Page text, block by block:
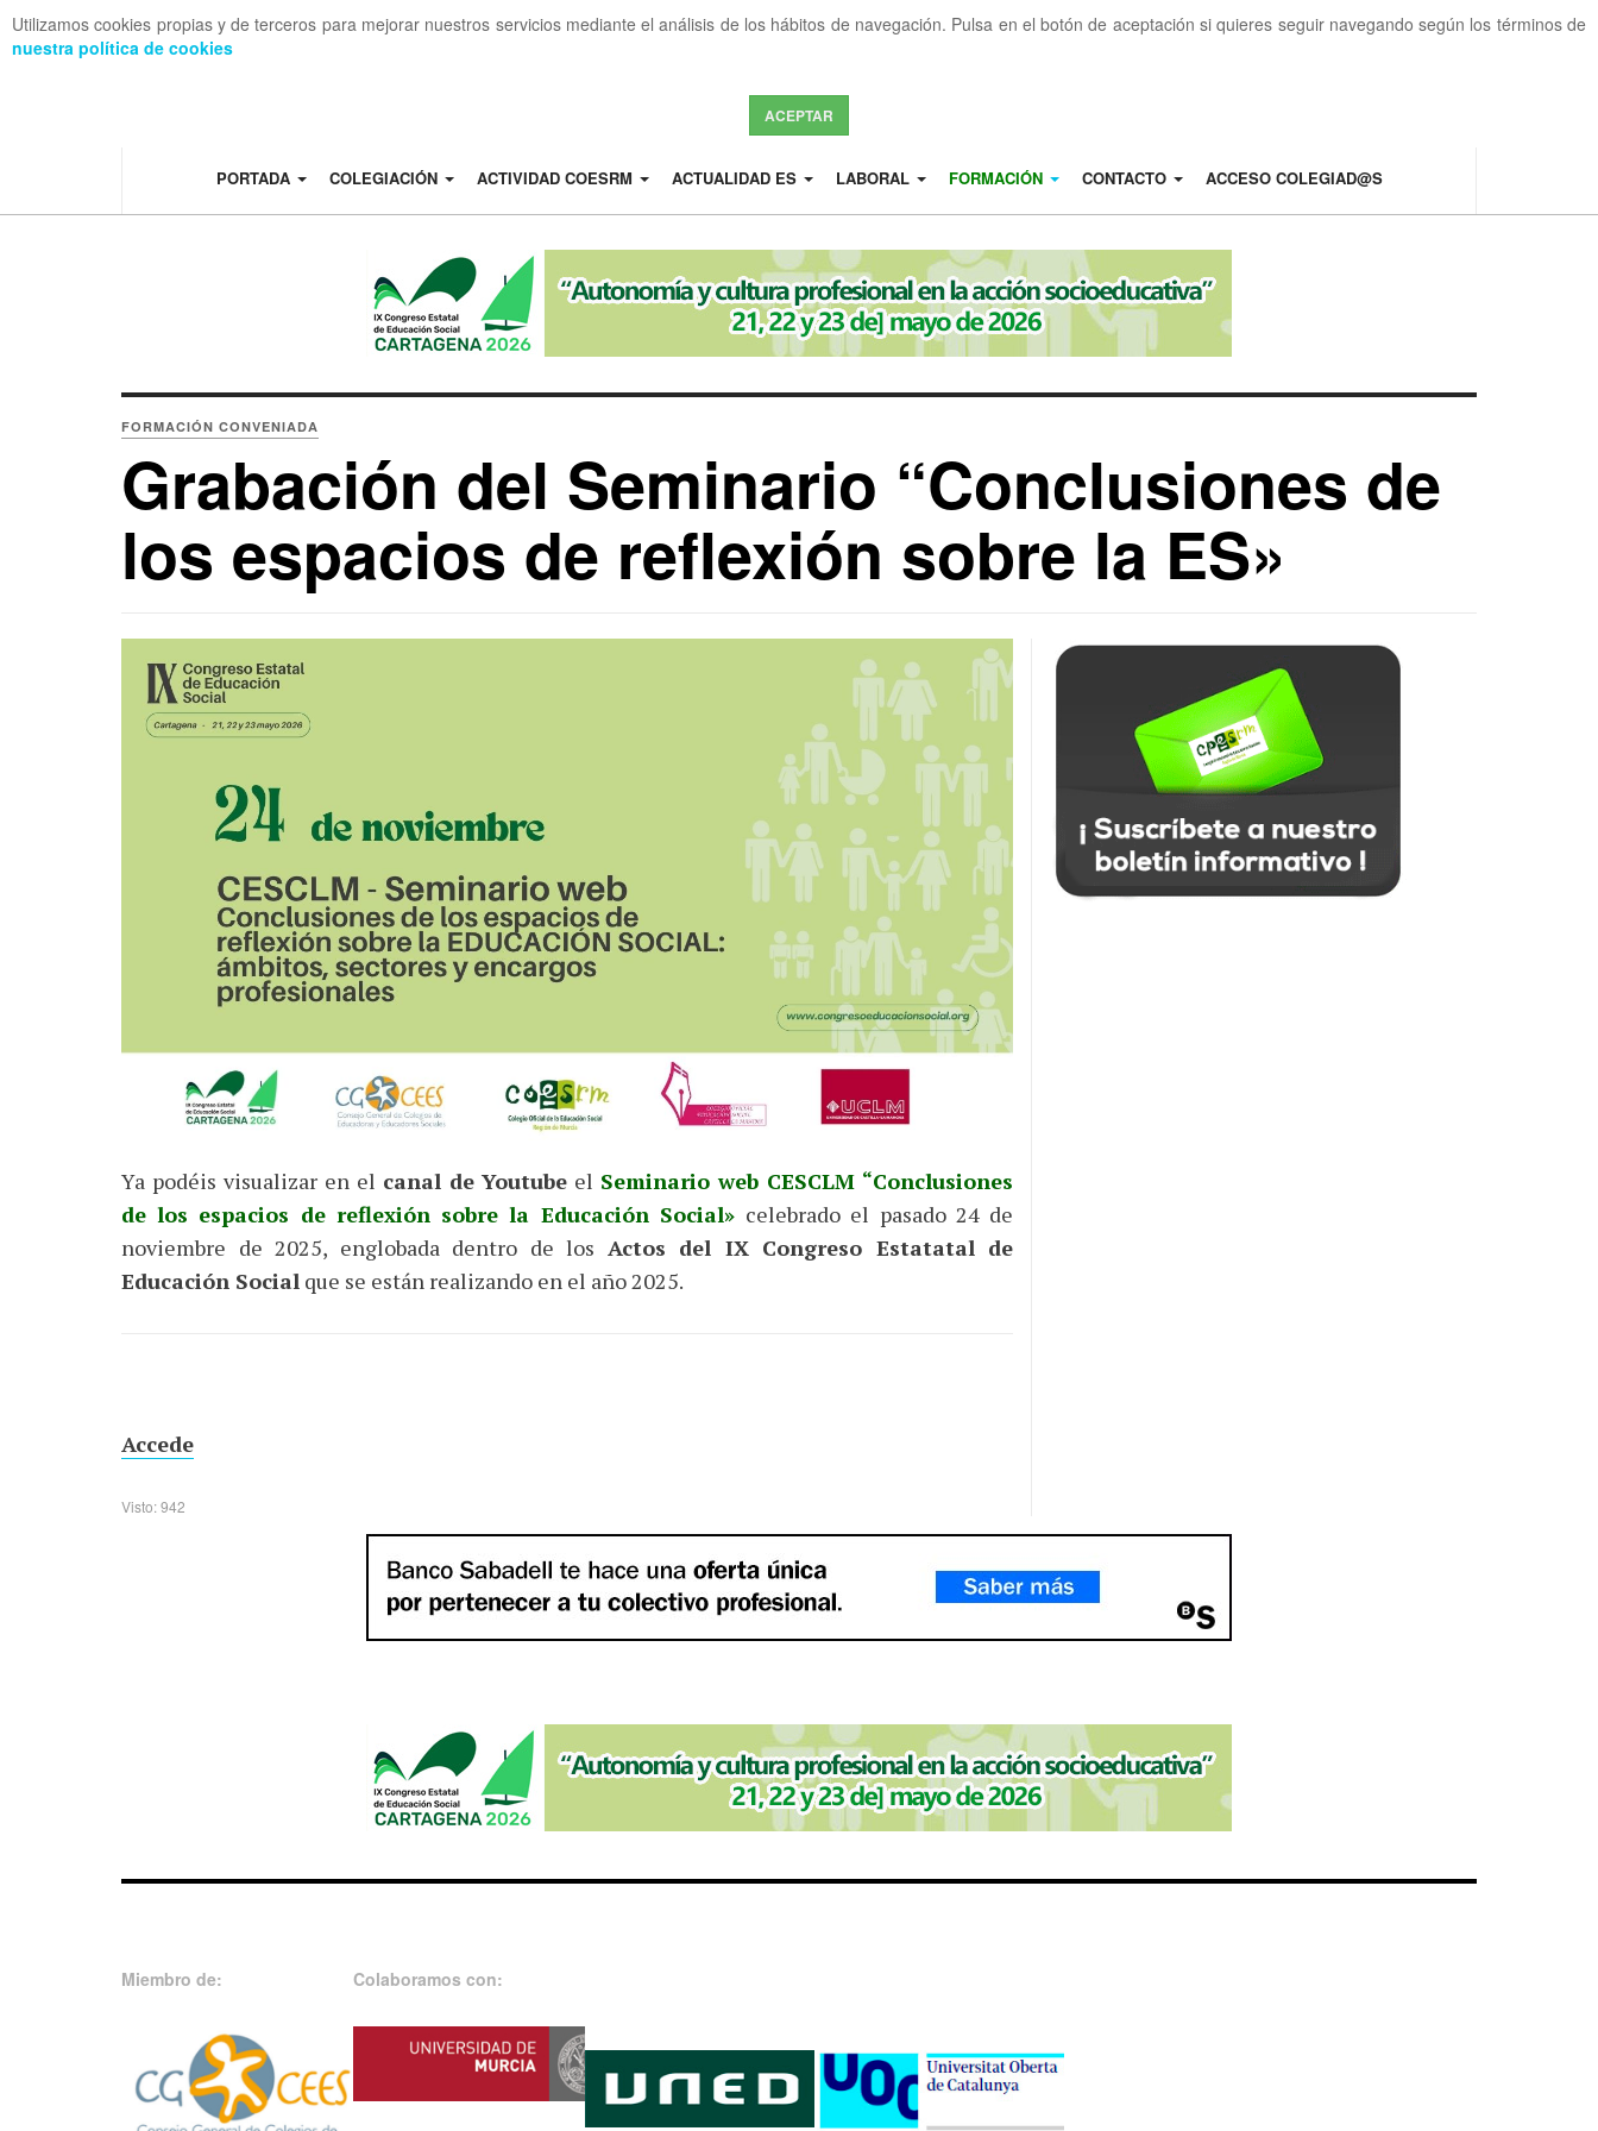
Utilizamos cookies propias y de terceros para mejorar nuestros servicios mediante el análisis de los hábitos de navegación. Pulsa en el botón de aceptación si quieres seguir navegando según los términos de
nuestra política de cookies
ACEPTAR
PORTADA COLEGIACIÓN ACTIVIDAD COESRM ACTUALIDAD ES LABORAL FORMACIÓN CONTACTO ACCESO COLEGIAD@S
FORMACIÓN CONVENIADA
Grabación del Seminario “Conclusiones de
los espacios de reflexión sobre la ES»
Ya podéis visualizar en el canal de Youtube el Seminario web CESCLM “Conclusiones
de los espacios de reflexión sobre la Educación Social» celebrado el pasado 24 de
noviembre de 2025, englobada dentro de los Actos del IX Congreso Estatatal de
Educación Social que se están realizando en el año 2025.
Accede
Visto: 942
Miembro de: Colaboramos con: